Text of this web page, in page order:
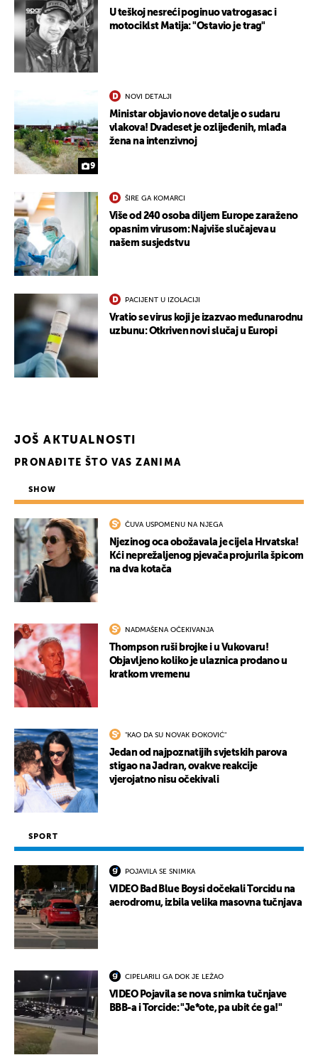
U teškoj nesreći poginuo vatrogasac i
motociklst Matija: "Ostavio je trag"
9
NOVI DETALJI
Ministar objavio nove detalje o sudaru
vlakova! Dvadeset je ozlijeđenih, mlađa
žena na intenzivnoj
ŠIRE GA KOMARCI
Više od 240 osoba diljem Europe zaraženo
opasnim virusom: Najviše slučajeva u
našem susjedstvu
PACIJENT U IZOLACIJI
Vratio se virus koji je izazvao međunarodnu
uzbunu: Otkriven novi slučaj u Europi
JOŠ AKTUALNOSTI
PRONAĐITE ŠTO VAS ZANIMA
SHOW
ČUVA USPOMENU NA NJEGA
Njezinog oca obožavala je cijela Hrvatska!
Kći neprežaljenog pjevača projurila špicom
na dva kotača
NADMAŠENA OČEKIVANJA
Thompson ruši brojke i u Vukovaru!
Objavljeno koliko je ulaznica prodano u
kratkom vremenu
"KAO DA SU NOVAK ĐOKOVIĆ"
Jedan od najpoznatijih svjetskih parova
stigao na Jadran, ovakve reakcije
vjerojatno nisu očekivali
SPORT
POJAVILA SE SNIMKA
VIDEO Bad Blue Boysi dočekali Torcidu na
aerodromu, izbila velika masovna tučnjava
CIPELARILI GA DOK JE LEŽAO
VIDEO Pojavila se nova snimka tučnjave
BBB-a i Torcide: "Je*ote, pa ubit će ga!"
UKLJUČITE NOTIFIKACIJE